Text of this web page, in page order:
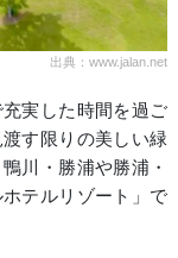
出典：www.jalan.net
実した時間を過ご
す限りの美しい緑
川・勝浦や勝浦・
テルリゾート」で